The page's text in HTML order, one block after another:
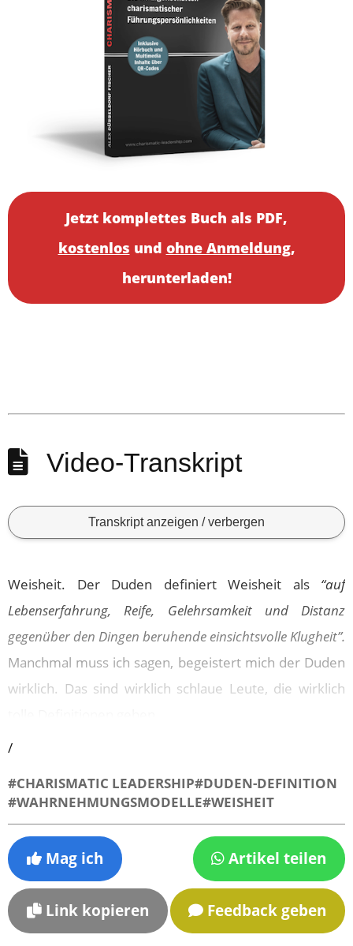
Jetzt komplettes Buch als PDF,
kostenlos und ohne Anmeldung,
herunterladen!
Video-Transkript
Transkript anzeigen / verbergen
Weisheit. Der Duden definiert Weisheit als “auf
Lebenserfahrung, Reife, Gelehrsamkeit und Distanz
gegenüber den Dingen beruhende einsichtsvolle Klugheit”.
Manchmal muss ich sagen, begeistert mich der Duden
wirklich. Das sind wirklich schlaue Leute, die wirklich
Charismatische Führer schreiten jeden Tag auf ihrem
Weg zur Weisheit voran. Dies tun sie durch – und jetzt
habe ich hier oben die Zahlen eingefügt , die kommen
nicht vom Duden, sondern die sind von mir, um hier
die zuordnen zu können –:
Aktivität, durch Tests und Auswertung von
Feedback über längere Zeiträume hinweg.
/
#CHARISMATIC LEADERSHIP#DUDEN-DEFINITION
#WAHRNEHMUNGSMODELLE#WEISHEIT
Mag ich Artikel teilen
Link kopieren Feedback geben